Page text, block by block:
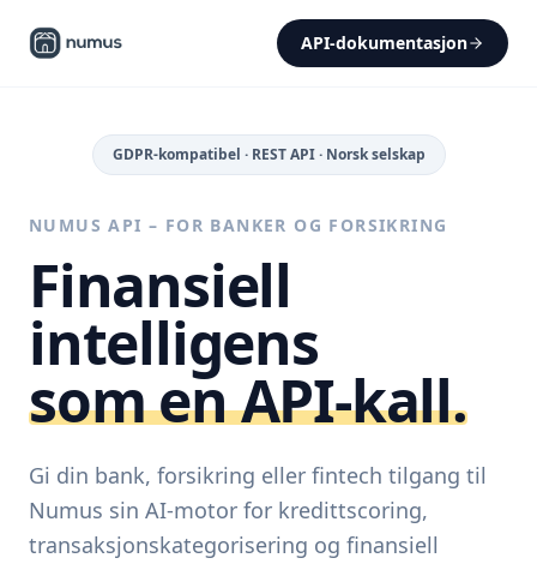
API-dokumentasjon
GDPR-kompatibel · REST API · Norsk selskap
NUMUS API – FOR BANKER OG FORSIKRING
Finansiell
intelligens
som en API-kall.
Gi din bank, forsikring eller fintech tilgang til
Numus sin AI-motor for kredittscoring,
transaksjonskategorisering og finansiell